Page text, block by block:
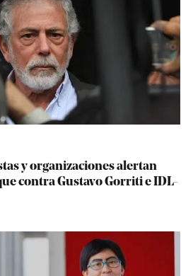
y organizaciones alertan
contra Gustavo Gorriti e IDL-